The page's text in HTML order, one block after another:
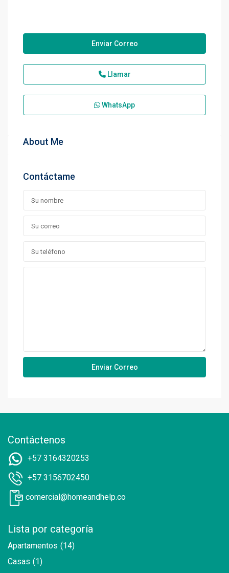
Enviar Correo
Llamar
WhatsApp
About Me
Contáctame
Contáctenos
+57 3164320253
+57 3156702450
comercial@homeandhelp.co
Lista por categoría
Apartamentos (14)
Casas (1)